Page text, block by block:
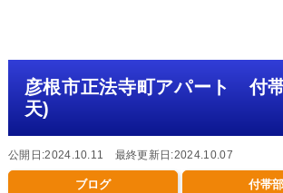
彦根市正法寺町アパート 付
天)
公開日:2024.10.11 最終更新日:2024.10.07
ブログ 付帯